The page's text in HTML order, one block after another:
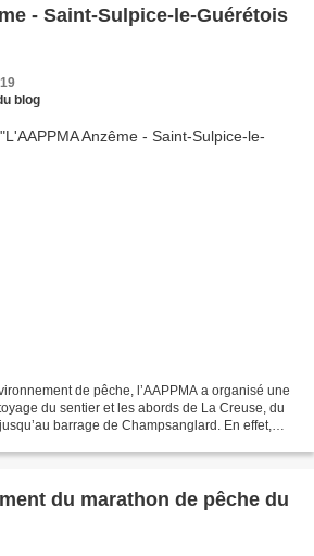
- Saint-Sulpice-le-Guérétois
blog
de pêche, l’AAPPMA a organisé une
du sentier et les abords de La Creuse, du
barrage de Champsanglard. En effet,
du marathon de pêche du